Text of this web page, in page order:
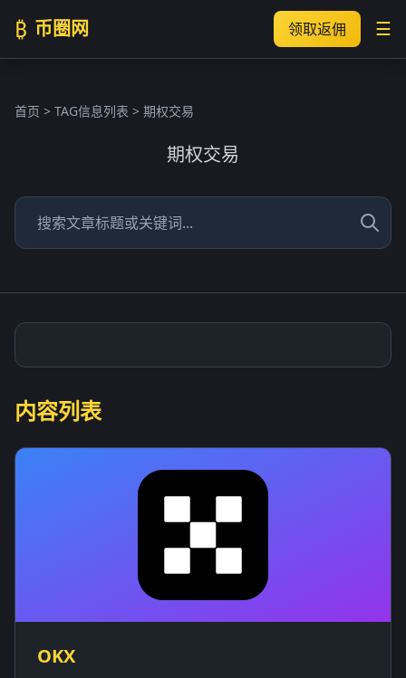
₿ 币圈网 领取返佣 ☰
首页 > TAG信息列表 > 期权交易
期权交易
内容列表
OKX